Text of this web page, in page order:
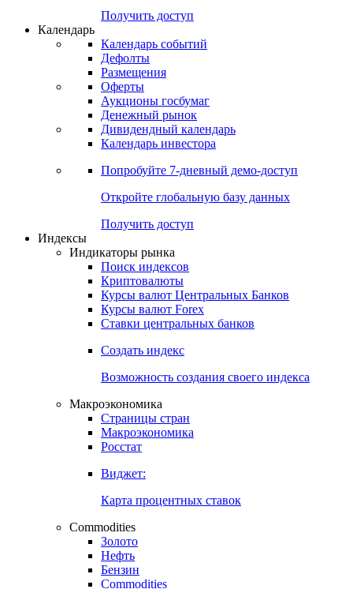
Получить доступ
Календарь
Календарь событий
Дефолты
Размещения
Оферты
Аукционы госбумаг
Денежный рынок
Дивидендный календарь
Календарь инвестора
Попробуйте 7-дневный демо-доступ
Откройте глобальную базу данных
Получить доступ
Индексы
Индикаторы рынка
Поиск индексов
Криптовалюты
Курсы валют Центральных Банков
Курсы валют Forex
Ставки центральных банков
Создать индекс
Возможность создания своего индекса
Макроэкономика
Страницы стран
Макроэкономика
Росстат
Виджет:
Карта процентных ставок
Commodities
Золото
Нефть
Бензин
Commodities